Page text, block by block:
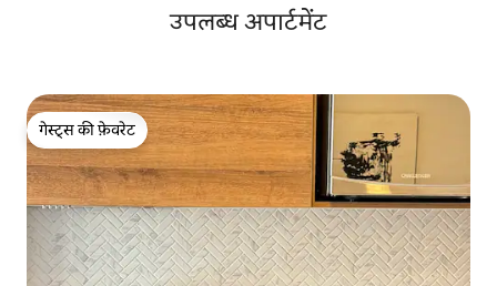
उपलब्ध अपार्टमेंट
गेस्ट्स की फ़ेवरेट
गेस्ट्स की फ़ेवरेट